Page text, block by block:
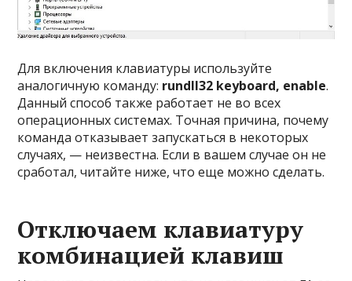
Для включения клавиатуры используйте
аналогичную команду: rundll32 keyboard, enable.
Данный способ также работает не во всех
операционных системах. Точная причина, почему
команда отказывает запускаться в некоторых
случаях, — неизвестна. Если в вашем случае он не
сработал, читайте ниже, что еще можно сделать.
Отключаем клавиатуру
комбинацией клавиш